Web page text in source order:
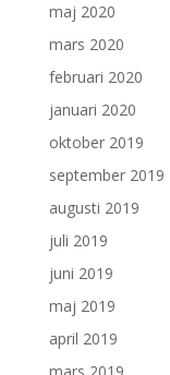
maj 2020
mars 2020
februari 2020
januari 2020
oktober 2019
september 2019
augusti 2019
juli 2019
juni 2019
maj 2019
april 2019